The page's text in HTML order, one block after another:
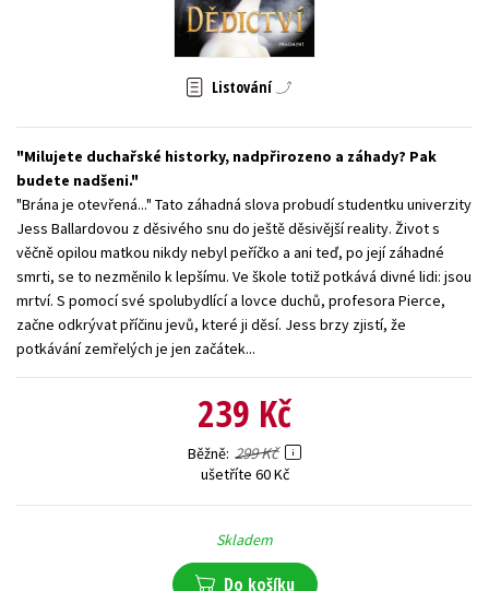
Zahraniční literatura
Všechny tituly
Listování
Milujete duchařské historky, nadpřirozeno a záhady? Pak
budete nadšeni.
"Brána je otevřená..." Tato záhadná slova probudí studentku univerzity
Jess Ballardovou z děsivého snu do ještě děsivější reality. Život s
věčně opilou matkou nikdy nebyl peříčko a ani teď, po její záhadné
smrti, se to nezměnilo k lepšímu. Ve škole totiž potkává divné lidi: jsou
mrtví. S pomocí své spolubydlící a lovce duchů, profesora Pierce,
začne odkrývat příčinu jevů, které ji děsí. Jess brzy zjistí, že
potkávání zemřelých je jen začátek...
239 Kč
Běžně 299 Kč
ušetříte 60 Kč
Skladem
Do košíku